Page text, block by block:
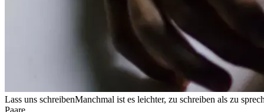
Lass uns schreibenManchmal ist es leichter, zu schreiben als zu
Paare